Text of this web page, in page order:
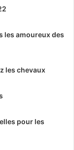
les amoureux des
les chevaux
pour les